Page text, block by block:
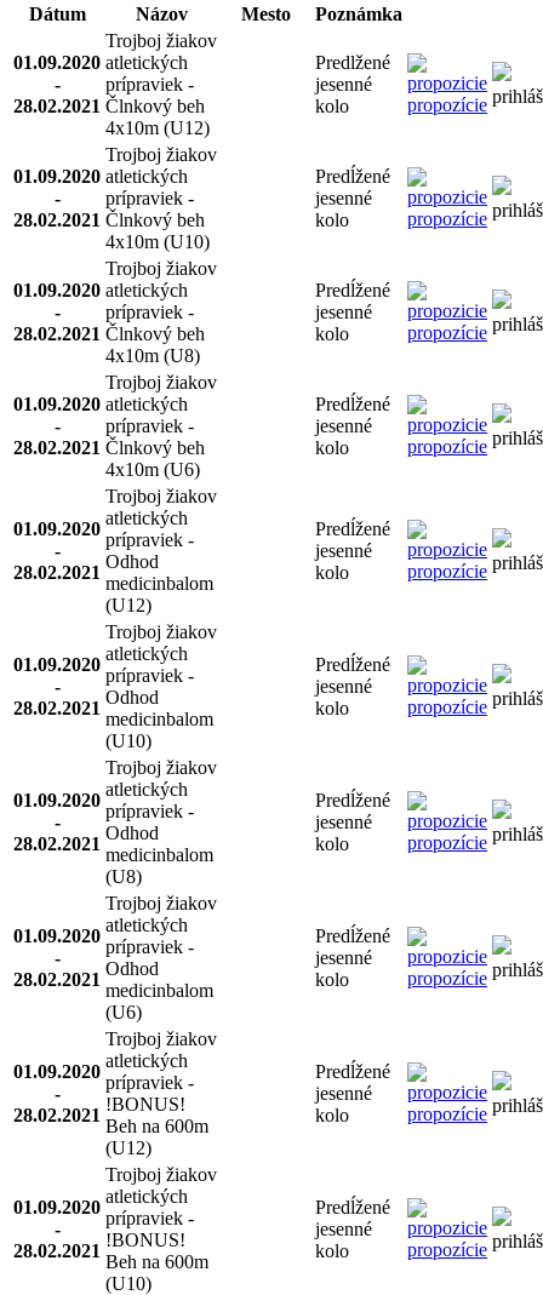
Dátum
Názov Mesto Poznámka
01.09.2020
-
28.02.2021
Trojboj žiakov
atletických
prípraviek -
Člnkový beh
4x10m (U12)
Predlžené
jesenné
kolo
propozície
01.09.2020
-
28.02.2021
Trojboj žiakov
atletických
prípraviek -
Člnkový beh
4x10m (U10)
Predĺžené
jesenné
kolo
propozície
01.09.2020
-
28.02.2021
Trojboj žiakov
atletických
prípraviek -
Člnkový beh
4x10m (U8)
Predĺžené
jesenné
kolo
propozície
01.09.2020
-
28.02.2021
Trojboj žiakov
atletických
prípraviek -
Člnkový beh
4x10m (U6)
Predĺžené
jesenné
kolo
propozície
01.09.2020
-
28.02.2021
Trojboj žiakov
atletických
prípraviek -
Odhod
medicinbalom
(U12)
Predĺžené
jesenné
kolo
propozície
01.09.2020
-
28.02.2021
Trojboj žiakov
atletických
prípraviek -
Odhod
medicinbalom
(U10)
Predĺžené
jesenné
kolo
propozície
01.09.2020
-
28.02.2021
Trojboj žiakov
atletických
prípraviek -
Odhod
medicinbalom
(U8)
Predĺžené
jesenné
kolo
propozície
01.09.2020
-
28.02.2021
Trojboj žiakov
atletických
prípraviek -
Odhod
medicinbalom
(U6)
Predĺžené
jesenné
kolo
propozície
01.09.2020
-
28.02.2021
Trojboj žiakov
atletických
prípraviek -
!BONUS!
Beh na 600m
(U12)
Predĺžené
jesenné
kolo
propozície
01.09.2020
-
28.02.2021
Trojboj žiakov
atletických
prípraviek -
!BONUS!
Beh na 600m
(U10)
Predĺžené
jesenné
kolo
propozície